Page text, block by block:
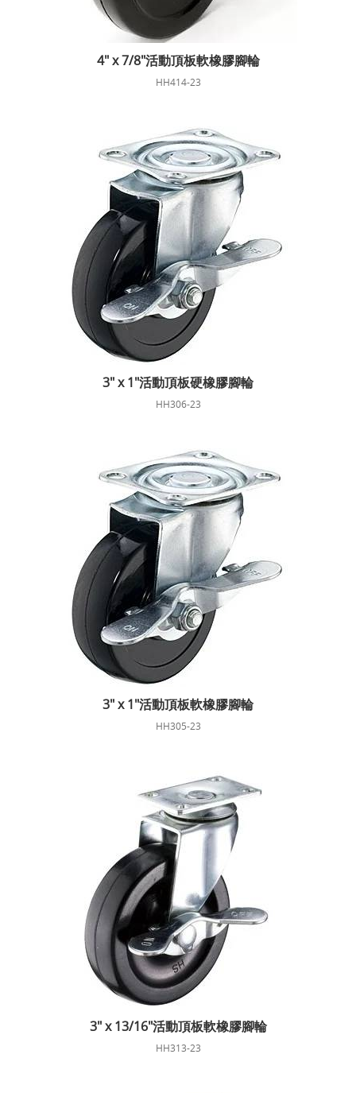
4" x 7/8"活動頂板軟橡膠腳輪
HH414-23
3" x 1"活動頂板硬橡膠腳輪
HH306-23
3" x 1"活動頂板軟橡膠腳輪
HH305-23
3" x 13/16"活動頂板軟橡膠腳輪
HH313-23